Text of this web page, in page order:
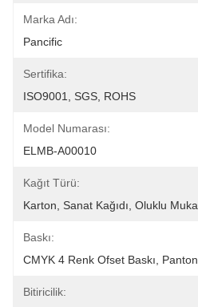
Marka Adı:
Pancific
Sertifika:
ISO9001, SGS, ROHS
Model Numarası:
ELMB-A00010
Kağıt Türü:
Karton, Sanat Kağıdı, Oluklu
Baskı:
CMYK 4 Renk Ofset Baskı,
Bitiricilik: